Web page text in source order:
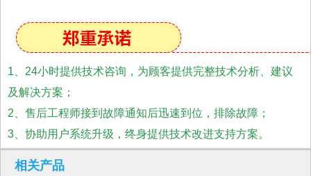
1、24小时提供技术咨询，为顾客提供完整技术分析、建议
及解决方案；
2、售后工程师接到故障通知后迅速到位，排除故障；
3、协助用户系统升级，终身提供技术改进支持方案。
相关产品